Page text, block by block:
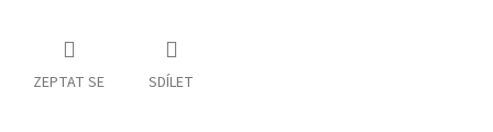
ZEPTAT SE SDÍLET